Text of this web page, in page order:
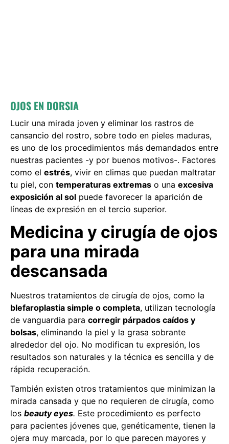
OJOS EN DORSIA
Lucir una mirada joven y eliminar los rastros de
cansancio del rostro, sobre todo en pieles maduras,
es uno de los procedimientos más demandados entre
nuestras pacientes -y por buenos motivos-. Factores
como el estrés, vivir en climas que puedan maltratar
tu piel, con temperaturas extremas o una excesiva
exposición al sol puede favorecer la aparición de
líneas de expresión en el tercio superior.
Medicina y cirugía de ojos
para una mirada
descansada
Nuestros tratamientos de cirugía de ojos, como la
blefaroplastia simple o completa, utilizan tecnología
de vanguardia para corregir párpados caídos y
bolsas, eliminando la piel y la grasa sobrante
alrededor del ojo. No modifican tu expresión, los
resultados son naturales y la técnica es sencilla y de
rápida recuperación.
También existen otros tratamientos que minimizan la
mirada cansada y que no requieren de cirugía, como
los beauty eyes. Este procedimiento es perfecto
para pacientes jóvenes que, genéticamente, tienen la
ojera muy marcada, por lo que parecen mayores y